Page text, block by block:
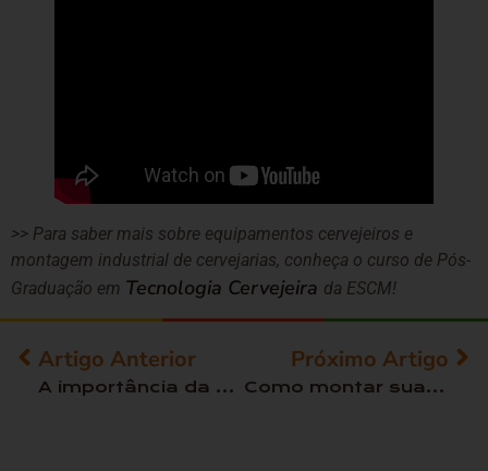
>> Para saber mais sobre equipamentos cervejeiros e
montagem industrial de cervejarias, conheça o curso de Pós-
Graduação em Tecnologia Cervejeira da ESCM!
Artigo Anterior
A importância da microbiologia no combate à contaminação da cerveja
Próximo Artigo
Como montar sua cervejaria: Aspectos legais de implantação